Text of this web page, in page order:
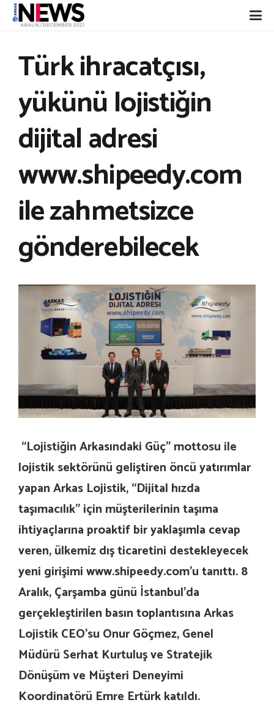
Türk ihracatçısı,
yükünü lojistiğin
dijital adresi
www.shipeedy.com
ile zahmetsizce
gönderebilecek
“Lojistiğin Arkasındaki Güç” mottosu ile
lojistik sektörünü geliştiren öncü yatırımlar
yapan Arkas Lojistik, “Dijital hızda
taşımacılık” için müşterilerinin taşıma
ihtiyaçlarına proaktif bir yaklaşımla cevap
veren, ülkemiz dış ticaretini destekleyecek
yeni girişimi www.shipeedy.com’u tanıttı. 8
Aralık, Çarşamba günü İstanbul’da
gerçekleştirilen basın toplantısına Arkas
Lojistik CEO’su Onur Göçmez, Genel
Müdürü Serhat Kurtuluş ve Stratejik
Dönüşüm ve Müşteri Deneyimi
Koordinatörü Emre Ertürk katıldı.